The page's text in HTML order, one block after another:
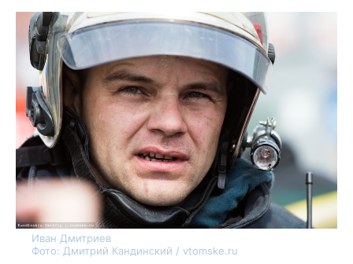
Иван Дмитриев
Фото: Дмитрий Кандинский / vtomske.ru